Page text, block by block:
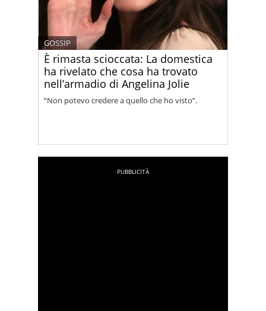
È rimasta scioccata: La domestica
ha rivelato che cosa ha trovato
nell’armadio di Angelina Jolie
GOSSIP
“Non potevo credere a quello che ho visto”.